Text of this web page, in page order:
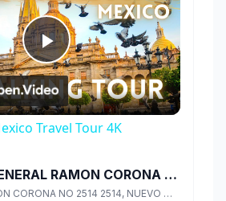
Play
Video
Travel Tour 4K
ATM en AV GENERAL RAMON CORONA NO 2514 2514
AV GENERAL RAMON CORONA NO 2514 2514, NUEVO MEXICO, Zapopan, Jalisco